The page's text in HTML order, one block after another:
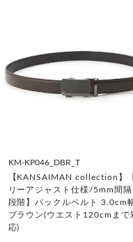
KM-KP046_DBR_T
【KANSAIMAN collection】
リーアジャスト仕様/5mm間
段階】バックルベルト 3.0cm
ブラウン(ウエスト120cmまで
応)